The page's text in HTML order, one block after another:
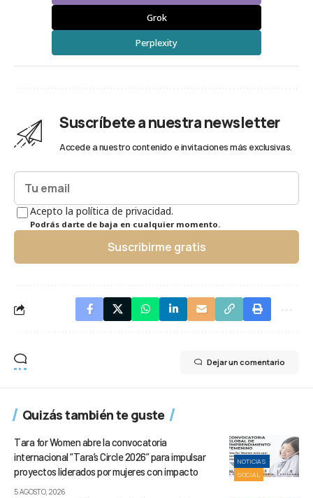
Grok
Perplexity
Suscríbete a nuestra newsletter
Accede a nuestro contenido e invitaciones más exclusivas.
Acepto la política de privacidad.
Podrás darte de baja en cualquier momento.
Suscribirme gratis
Dejar un comentario
Quizás también te guste
NOTICIAS
SOCIAL
Tara for Women abre la convocatoria
internacional “Tara’s Circle 2026” para impulsar
proyectos liderados por mujeres con impacto
5 AGOSTO, 2026